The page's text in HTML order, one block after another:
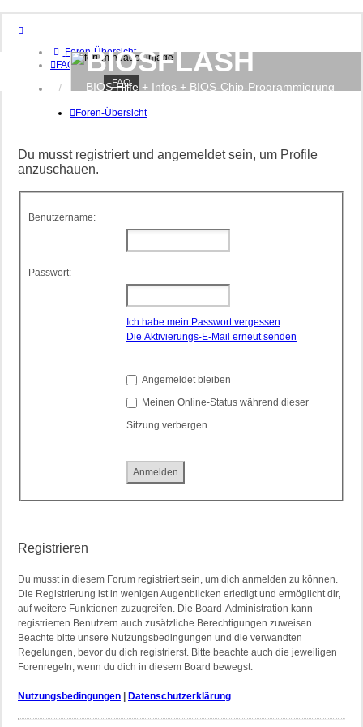
Foren-Übersicht
FAQ
Anmelden
BIOSFLASH
BIOS Hilfe + Infos + BIOS-Chip-Programmierung
FAQ
Foren-Übersicht
Du musst registriert und angemeldet sein, um Profile
anzuschauen.
Benutzername:
Passwort:
Ich habe mein Passwort vergessen
Die Aktivierungs-E-Mail erneut senden
Angemeldet bleiben
Meinen Online-Status während dieser
Sitzung verbergen
Registrieren
Du musst in diesem Forum registriert sein, um dich anmelden zu können.
Die Registrierung ist in wenigen Augenblicken erledigt und ermöglicht dir,
auf weitere Funktionen zuzugreifen. Die Board-Administration kann
registrierten Benutzern auch zusätzliche Berechtigungen zuweisen.
Beachte bitte unsere Nutzungsbedingungen und die verwandten
Regelungen, bevor du dich registrierst. Bitte beachte auch die jeweiligen
Forenregeln, wenn du dich in diesem Board bewegst.
Nutzungsbedingungen Datenschutzerklärung